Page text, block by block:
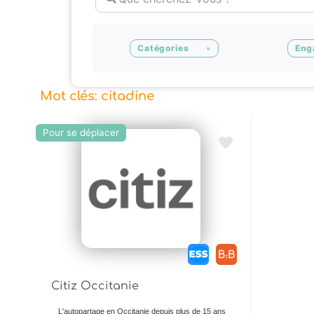
Catégories
Mot clés: citadine
Pour se déplacer
Citiz Occitanie
L'autopartage en Occitanie depuis plus de 15 ans